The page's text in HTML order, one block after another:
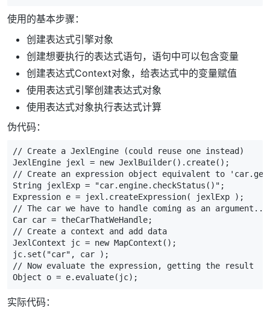
使用的基本步骤：
创建表达式引擎对象
创建想要执行的表达式语句，语句中可以包含变量
创建表达式Context对象，给表达式中的变量赋值
使用表达式引擎创建表达式对象
使用表达式对象执行表达式计算
伪代码：
// Create a JexlEngine (could reuse one instead)
JexlEngine
jexl = new JexlBuilder(). create();
// Create an expression object equivalent to
String
jexlExp = "car.engine.checkStatus()" ;
Expression e = jexl . createExpression( jexlExp
);
// The car we have to handle coming as an argument...
Car car = theCarThatWeHandle;
// Create a context and add data
JexlContext
jc = new MapContext ();
jc. set ( "car" , car
);
// Now evaluate the expression, getting the result
Object
o = e. evaluate( jc);
实际代码：